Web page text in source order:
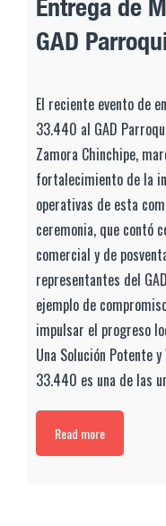
Entrega de
GAD
El reciente evento de
33.440 al GAD
Zamora Chinchipe,
fortalecimiento de la
operativas de esta
ceremonia, que contó
comercial y de
representantes del
ejemplo de
impulsar el progreso
Una Solución Potente
33.440 es una de las
Read more